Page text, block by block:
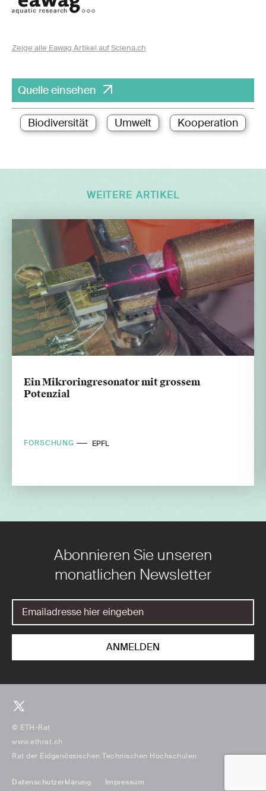
Zeige alle Eawag Artikel auf Sciena.ch
Quelle einsehen
Biodiversität Umwelt Kooperation
WEITERE ARTIKEL
Ein Mikroringresonator mit grossem
Potenzial
FORSCHUNG EPFL
Abonnieren Sie unseren
monatlichen Newsletter
© ETH-Rat
www.ethrat.ch
Rat der Eidgenössischen Technischen Hochschulen
Datenschutzerklärung Impressum